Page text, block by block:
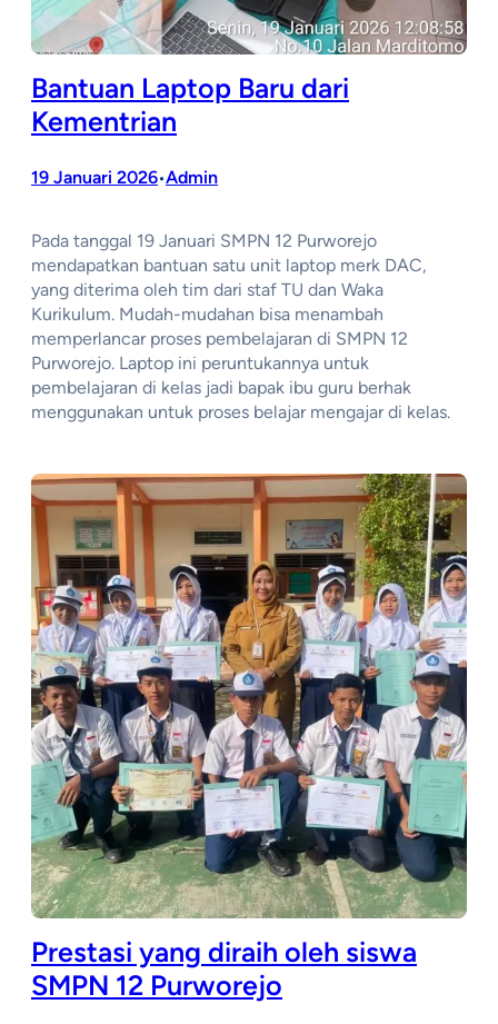
Bantuan Laptop Baru dari
Kementrian
19 Januari 2026•Admin
Pada tanggal 19 Januari SMPN 12 Purworejo
mendapatkan bantuan satu unit laptop merk DAC,
yang diterima oleh tim dari staf TU dan Waka
Kurikulum. Mudah-mudahan bisa menambah
memperlancar proses pembelajaran di SMPN 12
Purworejo. Laptop ini peruntukannya untuk
pembelajaran di kelas jadi bapak ibu guru berhak
menggunakan untuk proses belajar mengajar di kelas.
Prestasi yang diraih oleh siswa
SMPN 12 Purworejo